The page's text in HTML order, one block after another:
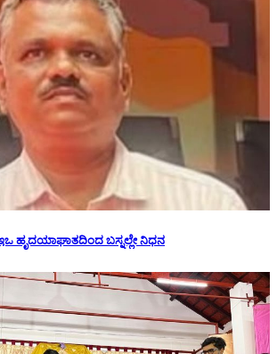
ಹೃದಯಾಘಾತದಿಂದ ಬಸ್ನಲ್ಲೇ ನಿಧನ